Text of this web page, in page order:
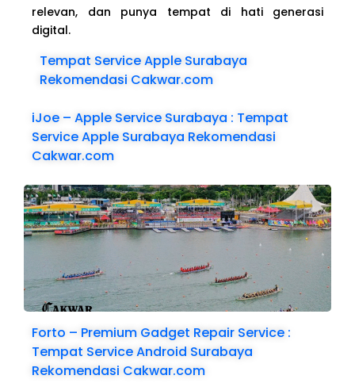
relevan, dan punya tempat di hati generasi
digital.
Tempat Service Apple Surabaya
Rekomendasi Cakwar.com
iJoe – Apple Service Surabaya : Tempat
Service Apple Surabaya Rekomendasi
Cakwar.com
Forto – Premium Gadget Repair Service :
Tempat Service Android Surabaya
Rekomendasi Cakwar.com